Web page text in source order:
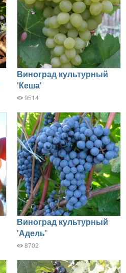
Виноград культурный
'Кеша'
9514
Виноград культурный
'Адель'
8702